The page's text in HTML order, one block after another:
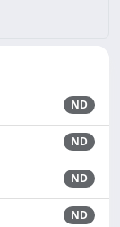
ND
ND
ND
ND